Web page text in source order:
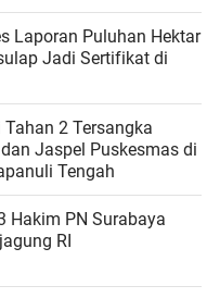
Laporan Puluhan Hektar
Jadi Sertifikat di
2 Tersangka
Jaspel Puskesmas di
Tengah
Hakim PN Surabaya
RI